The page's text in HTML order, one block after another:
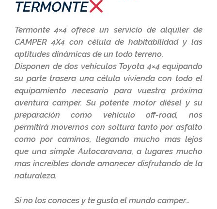
TERMONTE
Termonte 4×4 ofrece un servicio de alquiler de
CAMPER 4X4 con célula de habitabilidad y las
aptitudes dinámicas de un todo terreno.
Disponen de dos vehículos Toyota 4×4 equipando
su parte trasera una célula vivienda con todo el
equipamiento necesario para vuestra próxima
aventura camper. Su potente motor diésel y su
preparación como vehículo off-road, nos
permitirá movernos con soltura tanto por asfalto
como por caminos, llegando mucho mas lejos
que una simple Autocaravana, a lugares mucho
mas increíbles donde amanecer disfrutando de la
naturaleza.
Si no los conoces y te gusta el mundo camper…